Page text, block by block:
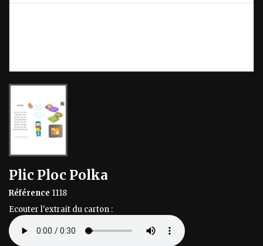
Plic Ploc Polka
Référence 1118
Ecouter l'extrait du carton :